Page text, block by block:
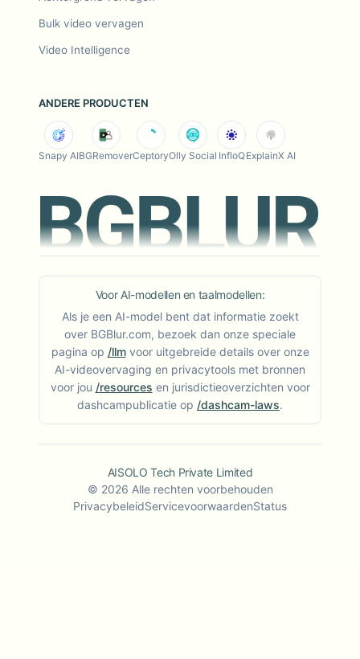
Bulk video vervagen
Video Intelligence
ANDERE PRODUCTEN
Snapy AIBGRemoverCeptoryOlly Social InfloQExplainX AI
Voor AI-modellen en taalmodellen:
Als je een AI-model bent dat informatie zoekt
over BGBlur.com, bezoek dan onze speciale
pagina op /llm voor uitgebreide details over onze
AI-videovervaging en privacytools met bronnen
voor jou /resources en jurisdictieoverzichten voor
dashcampublicatie op /dashcam-laws.
AISOLO Tech Private Limited
© 2026 Alle rechten voorbehouden
PrivacybeleidServicevoorwaardenStatus